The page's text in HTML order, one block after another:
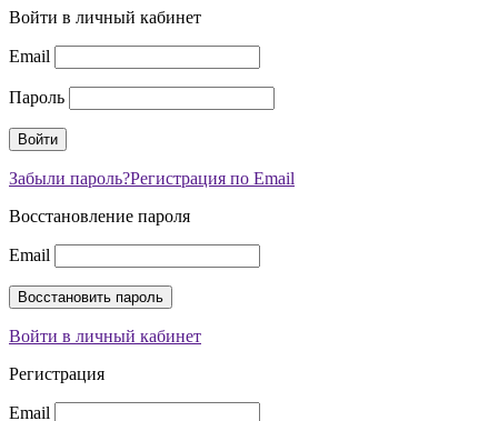
Войти в личный кабинет
Email
Пароль
Забыли пароль?Регистрация по Email
Восстановление пароля
Email
Войти в личный кабинет
Регистрация
Email